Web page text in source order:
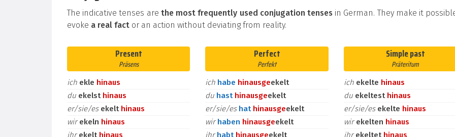
The indicative tenses are the most frequently used conjugation tenses in German. They make it
evoke a real fact or an action without deviating from reality.
Present
Präsens
ich ekle hinaus
du ekelst hinaus
er/sie/es ekelt hinaus
wirekeln hinaus
ihrekelt hinaus
Perfect
Perfekt
ich habe hinausgeekelt
du hast hinausgeekelt
er/sie/es hat hinausgeekelt
wirhaben hinausgeekelt
ihrhabt hinausgeekelt
Simple past
Präteritum
ich ekelte hinaus
du ekeltest hinaus
er/sie/es ekelte hinaus
wirekelten hinaus
ihrekeltet hinaus